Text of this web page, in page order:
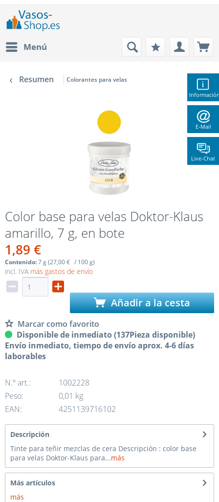
E-Mail
Live-Chat
Menú
Resumen Colorantes para velas
Color base para velas Doktor-Klaus
amarillo, 7 g, en bote
1,89 €
Contenido:7 g (27,00 € / 100 g)
incl. IVA más gastos de envío
Añadir a la cesta
Marcar como favorito
Disponible de inmediato (137Pieza disponible)
Envío inmediato, tiempo de envío aprox. 4-6 días
laborables
N.º art.:
1002228
Peso:
0,01 kg
EAN:
4251139716102
Descripción
Tinte para teñir mezclas de cera Descripción : color base
para velas Doktor-Klaus para...más
Más artículos
más